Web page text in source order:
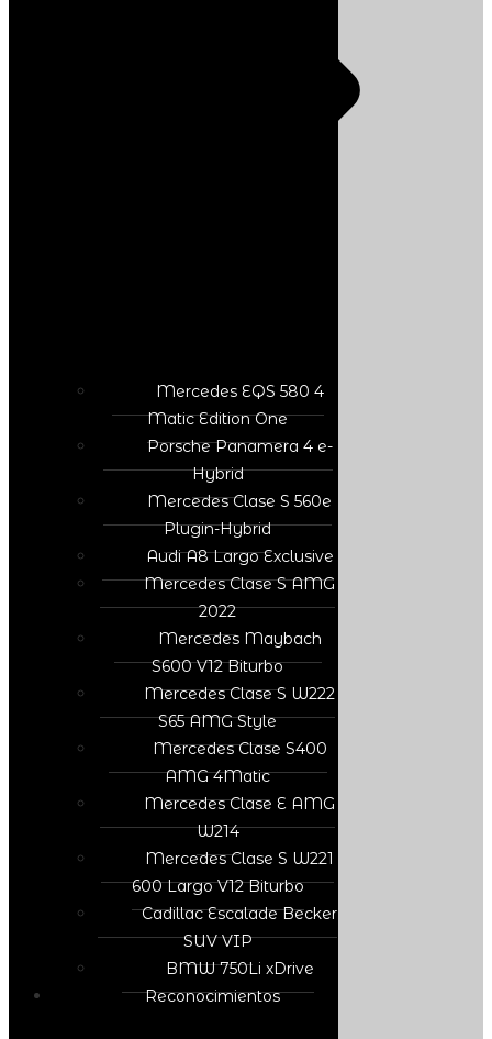
Mercedes EQS 580 4
Matic Edition One
Porsche Panamera 4 e-
Hybrid
Mercedes Clase S 560e
Plugin-Hybrid
Audi A8 Largo Exclusive
Mercedes Clase S AMG
2022
Mercedes Maybach
S600 V12 Biturbo
Mercedes Clase S W222
S65 AMG Style
Mercedes Clase S400
AMG 4Matic
Mercedes Clase E AMG
W214
Mercedes Clase S W221
600 Largo V12 Biturbo
Cadillac Escalade Becker
SUV VIP
BMW 750Li xDrive
Reconocimientos